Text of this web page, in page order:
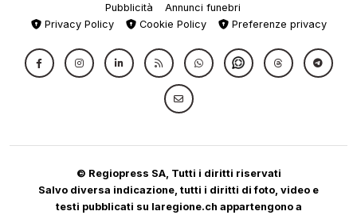
Pubblicità
Annunci funebri
Privacy Policy
Cookie Policy Preferenze privacy
© Regiopress SA, Tutti i diritti riservati
Salvo diversa indicazione, tutti i diritti di foto, video e
testi pubblicati su laregione.ch appartengono a